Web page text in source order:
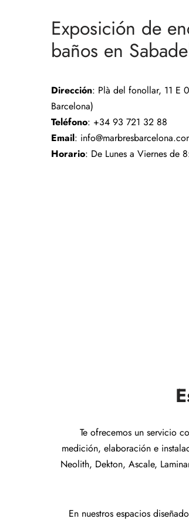
Exposición de
baños en
Dirección: Plà del fonollar, 11 E
Barcelona)
Teléfono: +34 93 721 32 88
Email:
Horario: De Lunes a Viernes
Te ofrecemos un servicio
medición, elaboración e
Neolith, Dekton, Ascale,
En nuestros espacios